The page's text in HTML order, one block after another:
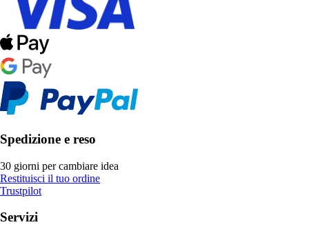
Spedizione e reso
30 giorni per cambiare idea
Restituisci il tuo ordine
Trustpilot
Servizi